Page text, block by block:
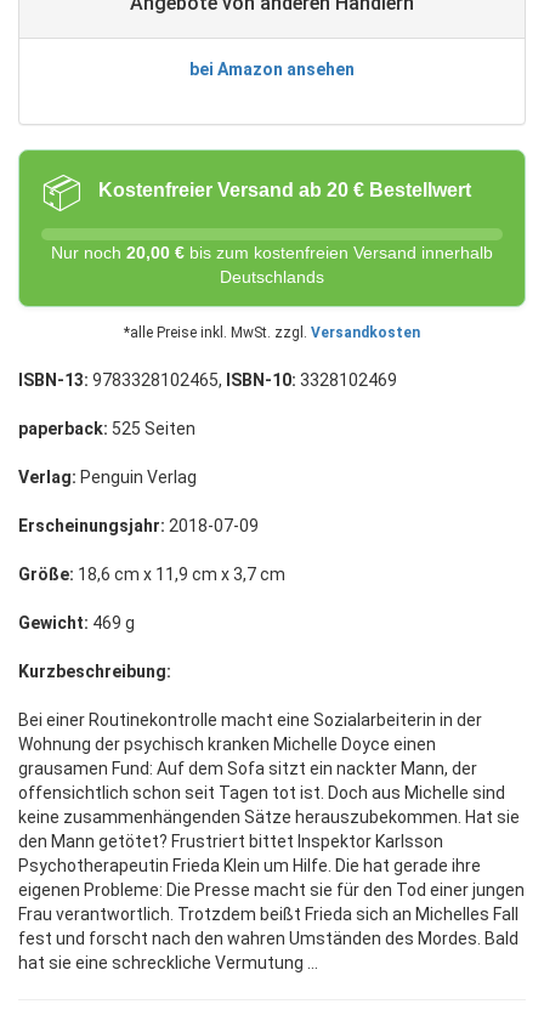
bei Amazon ansehen
📦 Kostenfreier Versand ab 20 € Bestellwert
Nur noch 20,00 € bis zum kostenfreien Versand innerhalb
Deutschlands
*alle Preise inkl. MwSt. zzgl. Versandkosten
ISBN-13: 9783328102465, ISBN-10: 3328102469
paperback: 525 Seiten
Verlag: Penguin Verlag
Erscheinungsjahr: 2018-07-09
Größe: 18,6 cm x 11,9 cm x 3,7 cm
Gewicht: 469 g
Kurzbeschreibung:
Bei einer Routinekontrolle macht eine Sozialarbeiterin in der
Wohnung der psychisch kranken Michelle Doyce einen
grausamen Fund: Auf dem Sofa sitzt ein nackter Mann, der
offensichtlich schon seit Tagen tot ist. Doch aus Michelle sind
keine zusammenhängenden Sätze herauszubekommen. Hat sie
den Mann getötet? Frustriert bittet Inspektor Karlsson
Psychotherapeutin Frieda Klein um Hilfe. Die hat gerade ihre
eigenen Probleme: Die Presse macht sie für den Tod einer jungen
Frau verantwortlich. Trotzdem beißt Frieda sich an Michelles Fall
fest und forscht nach den wahren Umständen des Mordes. Bald
hat sie eine schreckliche Vermutung …